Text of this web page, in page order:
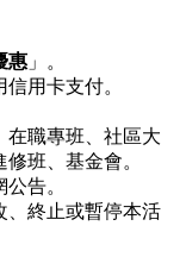
惠 」。
信用卡支付。
在職專班、社區大
班、基金會。
告。
、終止或暫停本活